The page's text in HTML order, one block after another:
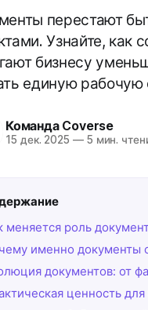
перестают
Узнайте, как
бизнесу
единую
Команда Coverse
15 дек. 2025 —5 мин.
меняется роль
именно документы
документов: от
ценность для